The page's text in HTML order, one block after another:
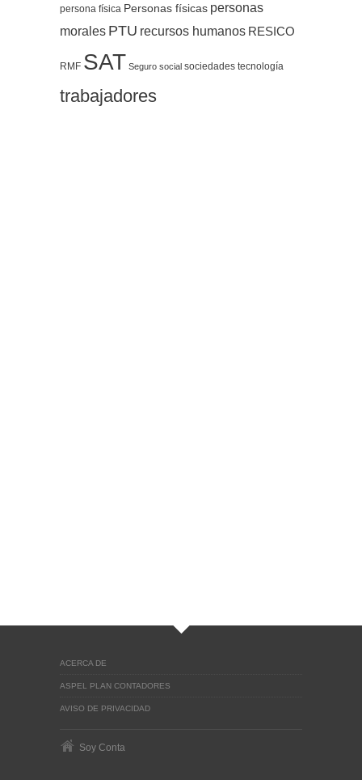
persona física Personas físicas personas
morales PTU recursos humanos RESICO
RMF SAT Seguro social sociedades tecnología
trabajadores
ACERCA DE
ASPEL PLAN CONTADORES
AVISO DE PRIVACIDAD
Soy Conta